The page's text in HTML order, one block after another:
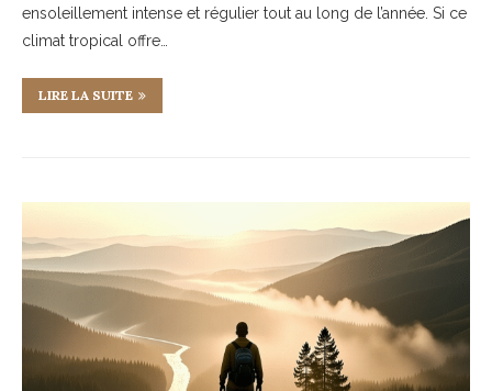
ensoleillement intense et régulier tout au long de l’année. Si ce
climat tropical offre…
LIRE LA SUITE